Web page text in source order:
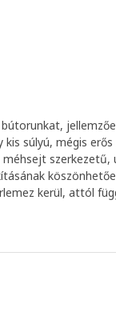
bútorunkat,
kis súlyú, mégis
méhsejt
kerül, attól